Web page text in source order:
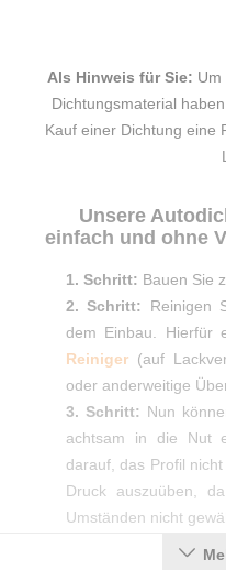
Als Hinweis für Sie: Um
Dichtungsmaterial
Kauf einer Dichtung eine
Unsere
einfach und ohne
1. Schritt: Bauen Sie
2. Schritt: Reinigen
dem Einbau. Hierfür
Reiniger (auf
oder anderweitige
3. Schritt: Nun
achtsam in die Nut
darauf, das Profil
Druck auszuüben,
Umständen nicht